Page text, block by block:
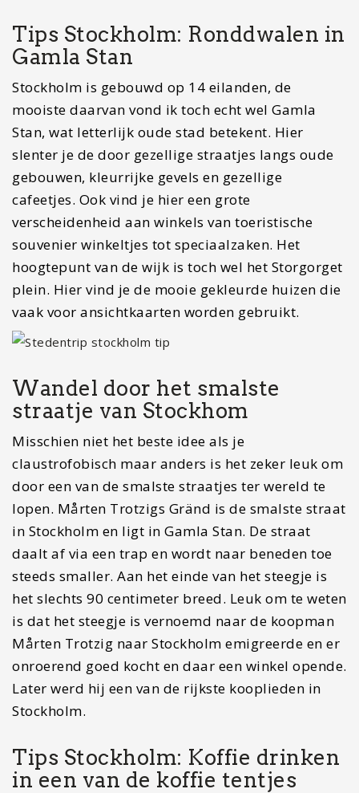
Tips Stockholm: Ronddwalen in
Gamla Stan
Stockholm is gebouwd op 14 eilanden, de
mooiste daarvan vond ik toch echt wel Gamla
Stan, wat letterlijk oude stad betekent. Hier
slenter je de door gezellige straatjes langs oude
gebouwen, kleurrijke gevels en gezellige
cafeetjes. Ook vind je hier een grote
verscheidenheid aan winkels van toeristische
souvenier winkeltjes tot speciaalzaken. Het
hoogtepunt van de wijk is toch wel het Storgorget
plein. Hier vind je de mooie gekleurde huizen die
vaak voor ansichtkaarten worden gebruikt.
Wandel door het smalste
straatje van Stockhom
Misschien niet het beste idee als je
claustrofobisch maar anders is het zeker leuk om
door een van de smalste straatjes ter wereld te
lopen. Mårten Trotzigs Gränd is de smalste straat
in Stockholm en ligt in Gamla Stan. De straat
daalt af via een trap en wordt naar beneden toe
steeds smaller. Aan het einde van het steegje is
het slechts 90 centimeter breed. Leuk om te weten
is dat het steegje is vernoemd naar de koopman
Mårten Trotzig naar Stockholm emigreerde en er
onroerend goed kocht en daar een winkel opende.
Later werd hij een van de rijkste kooplieden in
Stockholm.
Tips Stockholm: Koffie drinken
in een van de koffie tentjes